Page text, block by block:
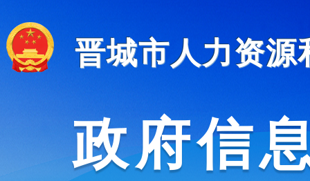
晋城市人力资
政府信